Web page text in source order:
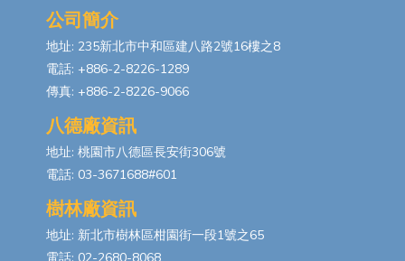
公司簡介
地址: 235新北市中和區建八路2號16樓之8
電話: +886-2-8226-1289
傳真: +886-2-8226-9066
八德廠資訊
地址: 桃園市八德區長安街306號
電話: 03-3671688#601
樹林廠資訊
地址: 新北市樹林區柑園街一段1號之65